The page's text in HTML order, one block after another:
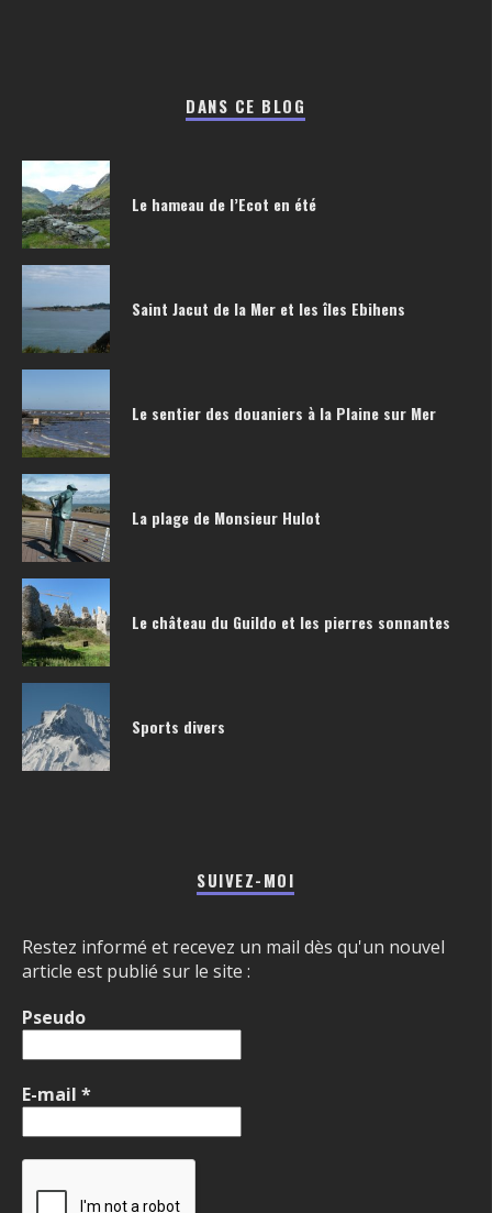
DANS CE BLOG
Le hameau de l’Ecot en été
Saint Jacut de la Mer et les îles Ebihens
Le sentier des douaniers à la Plaine sur Mer
La plage de Monsieur Hulot
Le château du Guildo et les pierres sonnantes
Sports divers
SUIVEZ-MOI
Restez informé et recevez un mail dès qu'un nouvel
article est publié sur le site :
Pseudo
E-mail *